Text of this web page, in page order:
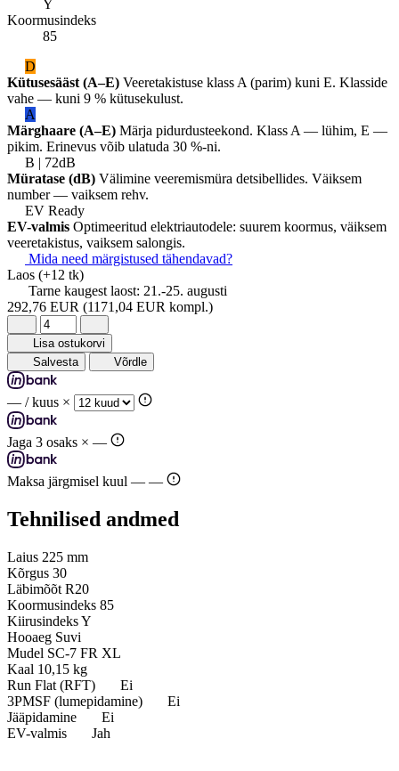
Y
Koormusindeks
85
D
Kütusesääst (A–E) Veeretakistuse klass A (parim) kuni E. Klasside
vahe — kuni 9 % kütusekulust.
A
Märghaare (A–E) Märja pidurdusteekond. Klass A — lühim, E —
pikim. Erinevus võib ulatuda 30 %-ni.
B | 72dB
Müratase (dB) Välimine veeremismüra detsibellides. Väiksem
number — vaiksem rehv.
EV Ready
EV-valmis Optimeeritud elektriautodele: suurem koormus, väiksem
veeretakistus, vaiksem salongis.
Mida need märgistused tähendavad?
Laos (+12 tk)
Tarne kaugest laost: 21.-25. augusti
292,76 EUR (1171,04 EUR kompl.)
Lisa ostukorvi
Salvesta
Võrdle
— / kuus ×
Jaga 3 osaks × —
Maksa järgmisel kuul — —
Tehnilised andmed
Laius 225 mm
Kõrgus 30
Läbimõõt R20
Koormusindeks 85
KiirusindeksY
Hooaeg Suvi
Mudel SC-7 FR XL
Kaal 10,15 kg
Run Flat (RFT)
Ei
3PMSF (lumepidamine)
Ei
Jääpidamine
Ei
EV-valmis
Jah